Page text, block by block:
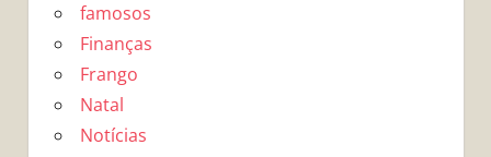
famosos
Finanças
Frango
Natal
Notícias